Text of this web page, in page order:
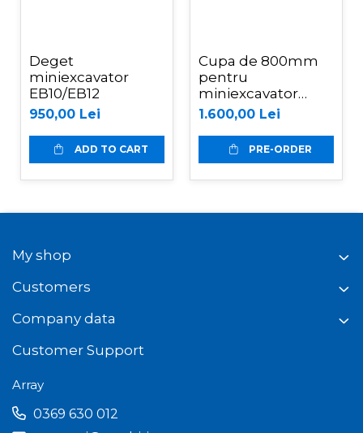
Deget
miniexcavator
EB10/EB12
950,00 Lei
ADD TO CART
Cupa de 800mm
pentru
miniexcavator
EB10/EB12
1.600,00 Lei
PRE-ORDER
My shop
Customers
Company data
Customer Support
Array
0369 630 012